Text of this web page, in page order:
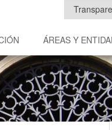
ÁREAS Y